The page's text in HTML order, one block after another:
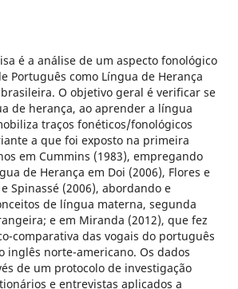
é a análise de um aspecto fonológico
Português como Língua de Herança
O objetivo geral é verificar se
de herança, ao aprender a língua
traços fonéticos/fonológicos
a que foi exposto na primeira
em Cummins (1983), empregando
de Herança em Doi (2006), Flores e
Spinassé (2006), abordando e
de língua materna, segunda
e em Miranda (2012), que fez
comparativa das vogais do português
inglês norte-americano. Os dados
de um protocolo de investigação
e entrevistas aplicados a